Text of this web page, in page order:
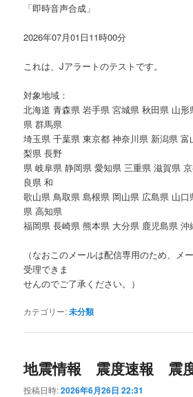
「即時音声合成」
2026年07月01日11時00分
これは、Jアラートのテストです。
対象地域：
北海道 青森県 岩手県 宮城県 秋田県 山
県 群馬県
埼玉県 千葉県 東京都 神奈川県 新潟県
梨県 長野
県 岐阜県 静岡県 愛知県 三重県 滋賀県
良県 和
歌山県 鳥取県 島根県 岡山県 広島県 山
県 高知県
福岡県 長崎県 熊本県 大分県 鹿児島県 沖
（なおこのメールは配信専用のため、メ
受理できま
せんのでご了承ください。）
カテゴリー:未分類
地震情報 震度速報 震
投稿日時:2026年6月26日 22:31